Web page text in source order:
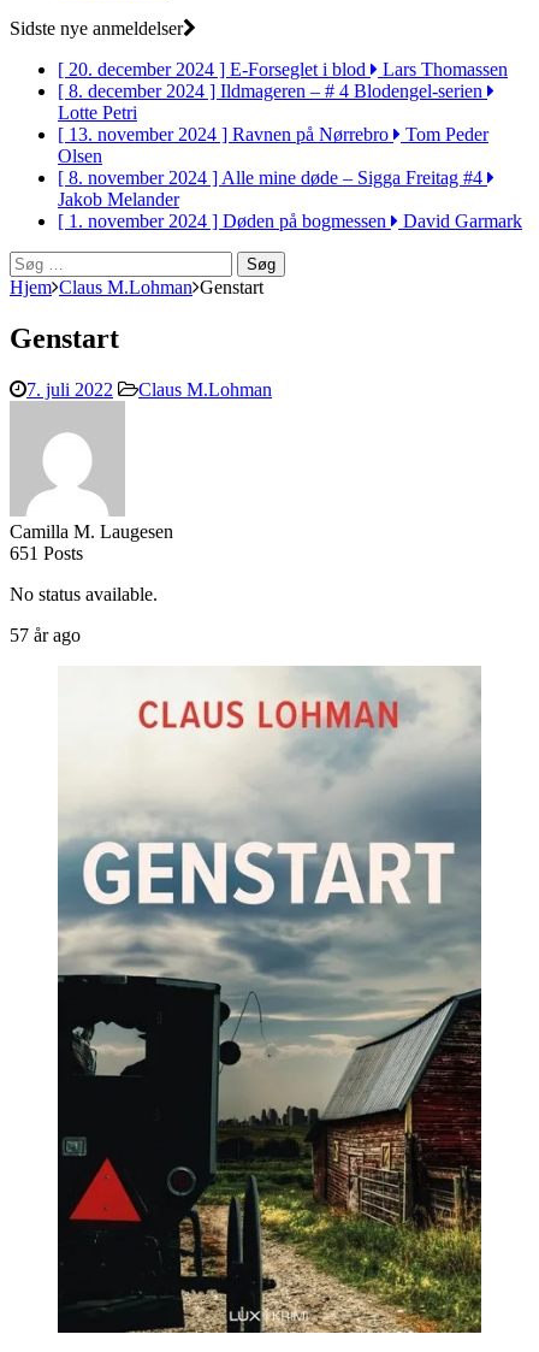
Sidste nye anmeldelser
[ 20. december 2024 ] E-Forseglet i blod
Lars Thomassen
[ 8. december 2024 ] Ildmageren – # 4 Blodengel-serien
Lotte Petri
[ 13. november 2024 ] Ravnen på Nørrebro
Tom Peder
Olsen
[ 8. november 2024 ]Alle mine døde – Sigga Freitag #4
Jakob Melander
[ 1. november 2024 ] Døden på bogmessen
David Garmark
Søg
efter:
Hjem Claus M.Lohman Genstart
Genstart
7. juli 2022 Claus M.Lohman
Camilla M. Laugesen
651 Posts
No status available.
57 år ago